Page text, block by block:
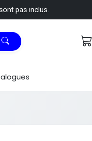
pas inclus.